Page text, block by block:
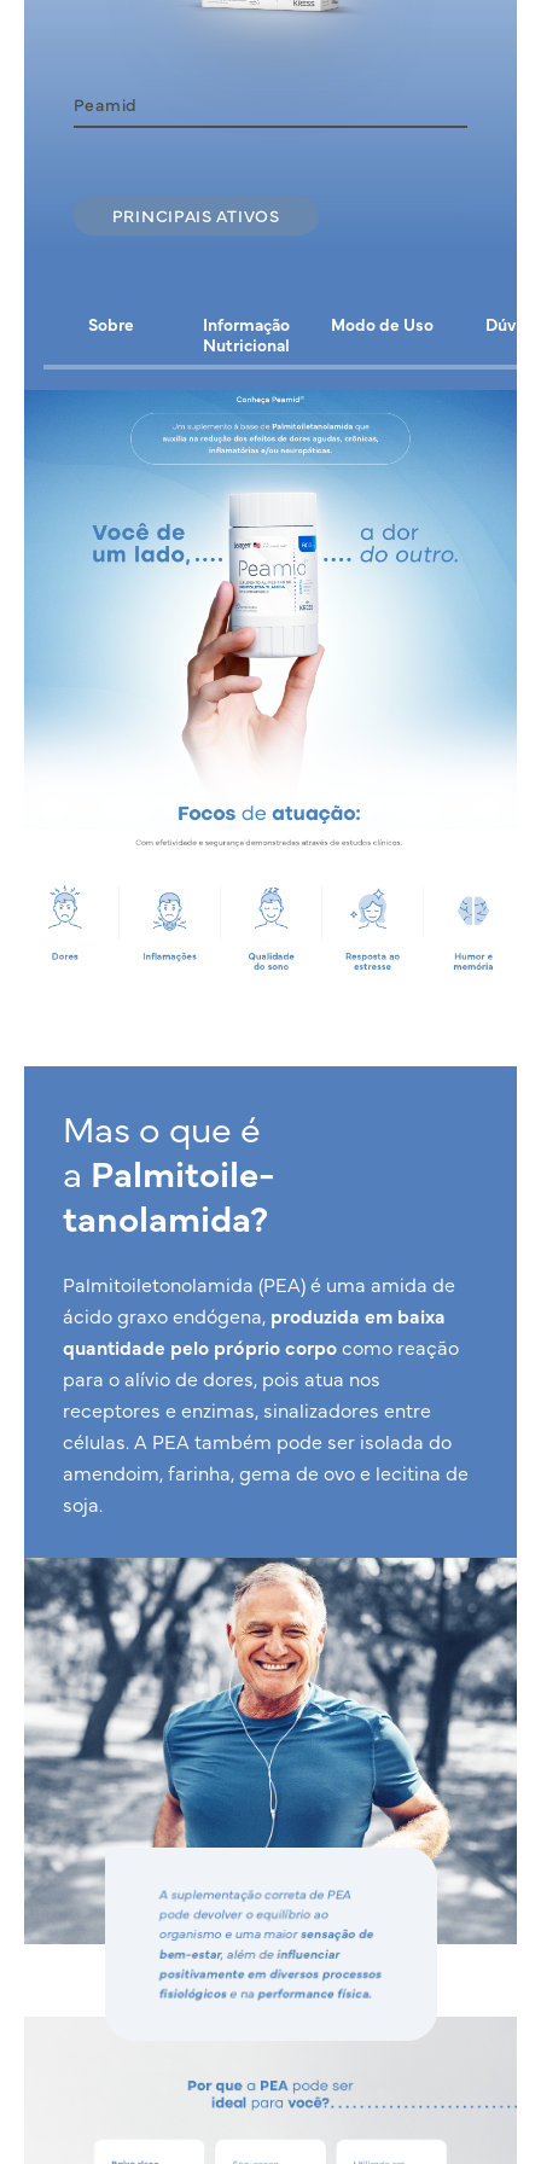
Peamid
PRINCIPAIS ATIVOS
Sobre
Informação
Nutricional
Modo de Uso
Mas o que é
a Palmitoile-
tanolamida?
Palmitoiletonolamida (PEA) é uma amida de
ácido graxo endógena, produzida em baixa
quantidade pelo próprio corpocomo reação
para o alívio de dores, pois atua nos
receptores e enzimas, sinalizadores entre
células. A PEA também pode ser isolada do
amendoim, farinha, gema de ovo e lecitina de
soja.